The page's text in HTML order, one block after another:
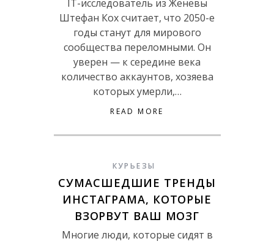
IT-исследователь из Женевы
Штефан Кох считает, что 2050-е
годы станут для мирового
сообщества переломными. Он
уверен — к середине века
количество аккаунтов, хозяева
которых умерли,…
READ MORE
КУРЬЕЗЫ
СУМАСШЕДШИЕ ТРЕНДЫ
ИНСТАГРАМА, КОТОРЫЕ
ВЗОРВУТ ВАШ МОЗГ
Многие люди, которые сидят в